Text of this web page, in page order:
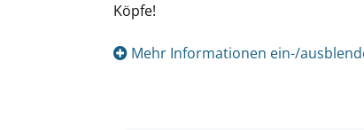
Köpfe!
Mehr Informationen ein-/